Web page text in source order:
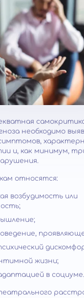
необходимо
и, как минимум,
относятся:
возбудимость или
жизни;
в социуме.